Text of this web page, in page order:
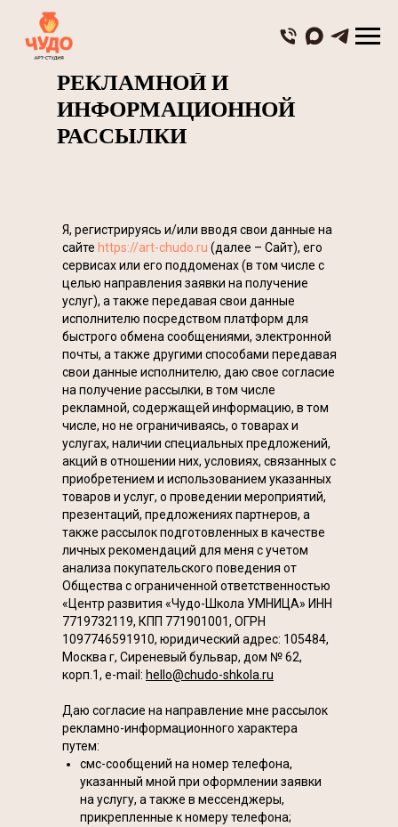
СОГЛАСИЕ НА
ПОЛУЧЕНИЕ
РЕКЛАМНОЙ И
ИНФОРМАЦИОННОЙ
РАССЫЛКИ
Я, регистрируясь и/или вводя свои данные на
сайте https://art-chudo.ru (далее – Сайт), его
сервисах или его поддоменах (в том числе с
целью направления заявки на получение
услуг), а также передавая свои данные
исполнителю посредством платформ для
быстрого обмена сообщениями, электронной
почты, а также другими способами передавая
свои данные исполнителю, даю свое согласие
на получение рассылки, в том числе
рекламной, содержащей информацию, в том
числе, но не ограничиваясь, о товарах и
услугах, наличии специальных предложений,
акций в отношении них, условиях, связанных с
приобретением и использованием указанных
товаров и услуг, о проведении мероприятий,
презентаций, предложениях партнеров, а
также рассылок подготовленных в качестве
личных рекомендаций для меня с учетом
анализа покупательского поведения от
Общества с ограниченной ответственностью
«Центр развития «Чудо-Школа УМНИЦА» ИНН
7719732119, КПП 771901001, ОГРН
1097746591910, юридический адрес: 105484,
Москва г, Сиреневый бульвар, дом № 62,
корп.1, e-mail: hello@chudo-shkola.ru
Даю согласие на направление мне рассылок
рекламно-информационного характера
путем:
смс-сообщений на номер телефона,
указанный мной при оформлении заявки
на услугу, а также в мессенджеры,
прикрепленные к номеру телефона;